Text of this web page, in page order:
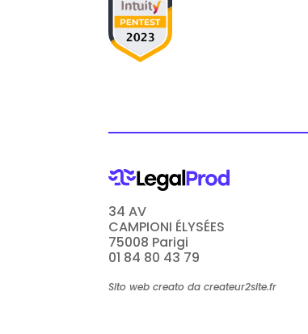
34 AV
CAMPIONI ÉLYSÉES
75008 Parigi
01 84 80 43 79
Sito web creato da createur2site.fr